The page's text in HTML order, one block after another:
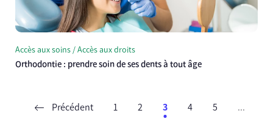
Accès aux soins / Accès aux droits
Orthodontie : prendre soin de ses dents à tout âge
Précédent 1 2 3 4 5 ...